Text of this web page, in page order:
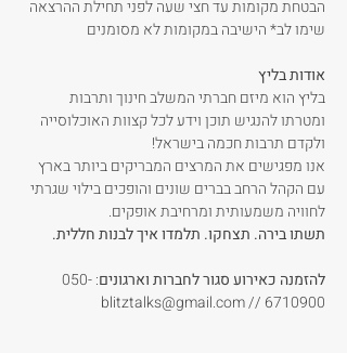
הבטחת מקומות עד חצי שעה לפני תחילת ההרצאה
שימו לב* הישיבה במקומות לא מסומנים
אודות בליץ
בליץ הוא מיזם חברתי המשלב חינוך ותרבות
ומטרתו להנגיש תוכן וידע לכל קצוות האוכלוסייה
ולקדם תרבות חכמה בישראל!
אנו מפגישים את המרצים המבריקים ביותר בארץ
עם הקהל הרחב בברים שונים והופכים בילוי שגרתי
לחוויה משמעותית ומרחיבת אופקים.
תשתו בירה. תצחקו. תלמדו איך לבנות חללית.
להזמנה כאירוע סגורלחברות וארגונים : 050-
6710900 // blitztalks@gmail.com